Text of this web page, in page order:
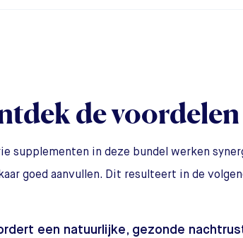
de voordelen
supplementen in deze bundel werken
goed aanvullen. Dit resulteert in de
een natuurlijke, gezonde